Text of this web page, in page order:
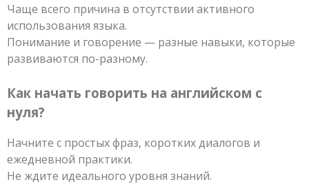
Чаще всего причина в отсутствии активного
использования языка.
Понимание и говорение — разные навыки, которые
развиваются по-разному.
Как начать говорить на английском с
нуля?
Начните с простых фраз, коротких диалогов и
ежедневной практики.
Не ждите идеального уровня знаний.